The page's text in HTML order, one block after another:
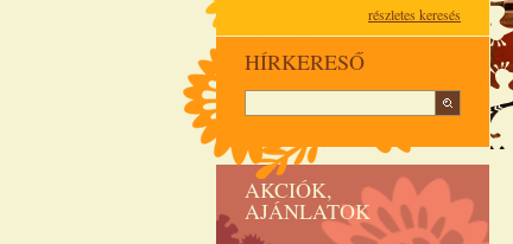
részletes keresés
HÍRKERESŐ
AKCIÓK,
AJÁNLATOK